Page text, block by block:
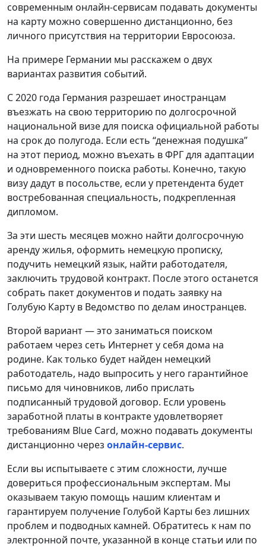
современным онлайн-сервисам подавать документы
на карту можно совершенно дистанционно, без
личного присутствия на территории Евросоюза.
На примере Германии мы расскажем о двух
вариантах развития событий.
С 2020 года Германия разрешает иностранцам
въезжать на свою территорию по долгосрочной
национальной визе для поиска официальной работы
на срок до полугода. Если есть “денежная подушка”
на этот период, можно въехать в ФРГ для адаптации
и одновременного поиска работы. Конечно, такую
визу дадут в посольстве, если у претендента будет
востребованная специальность, подкрепленная
дипломом.
За эти шесть месяцев можно найти долгосрочную
аренду жилья, оформить немецкую прописку,
подучить немецкий язык, найти работодателя,
заключить трудовой контракт. После этого останется
собрать пакет документов и подать заявку на
Голубую Карту в Ведомство по делам иностранцев.
Второй вариант — это заниматься поиском
работаем через сеть Интернет у себя дома на
родине. Как только будет найден немецкий
работодатель, надо выпросить у него гарантийное
письмо для чиновников, либо прислать
подписанный трудовой договор. Если уровень
заработной платы в контракте удовлетворяет
требованиям Blue Card, можно подавать документы
дистанционно через онлайн-сервис.
Если вы испытываете с этим сложности, лучше
довериться профессиональным экспертам. Мы
оказываем такую помощь нашим клиентам и
гарантируем получение Голубой Карты без лишних
проблем и подводных камней. Обратитесь к нам по
электронной почте, указанной в конце статьи или по